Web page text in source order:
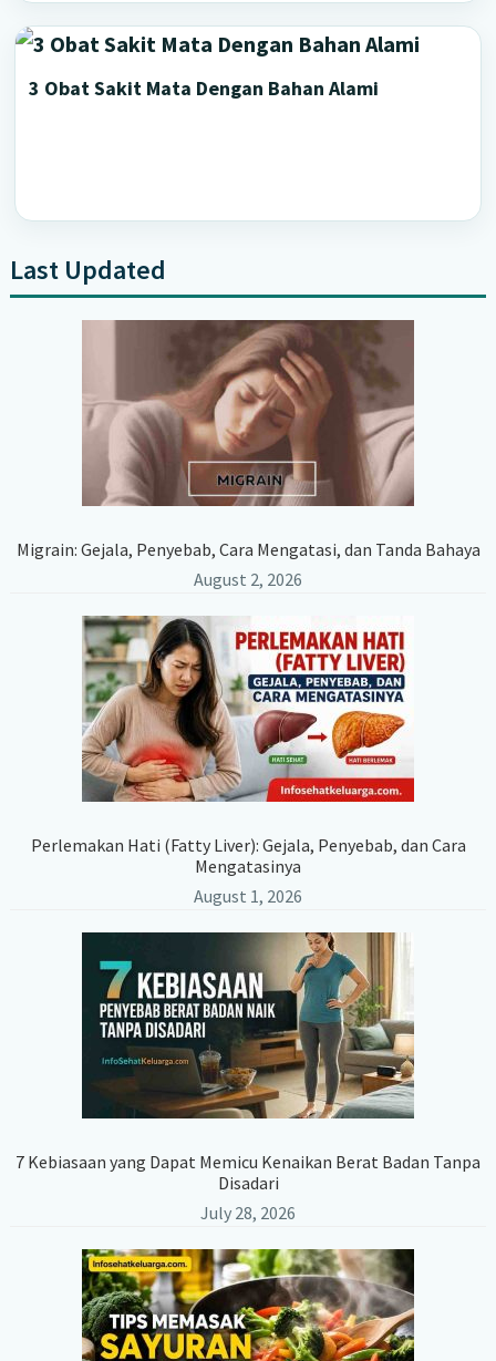
3 Obat Sakit Mata Dengan Bahan Alami
Primary
Sidebar
Last Updated
Migrain: Gejala, Penyebab, Cara Mengatasi, dan Tanda Bahaya
August 2, 2026
Perlemakan Hati (Fatty Liver): Gejala, Penyebab, dan Cara
Mengatasinya
August 1, 2026
7 Kebiasaan yang Dapat Memicu Kenaikan Berat Badan Tanpa
Disadari
July 28, 2026